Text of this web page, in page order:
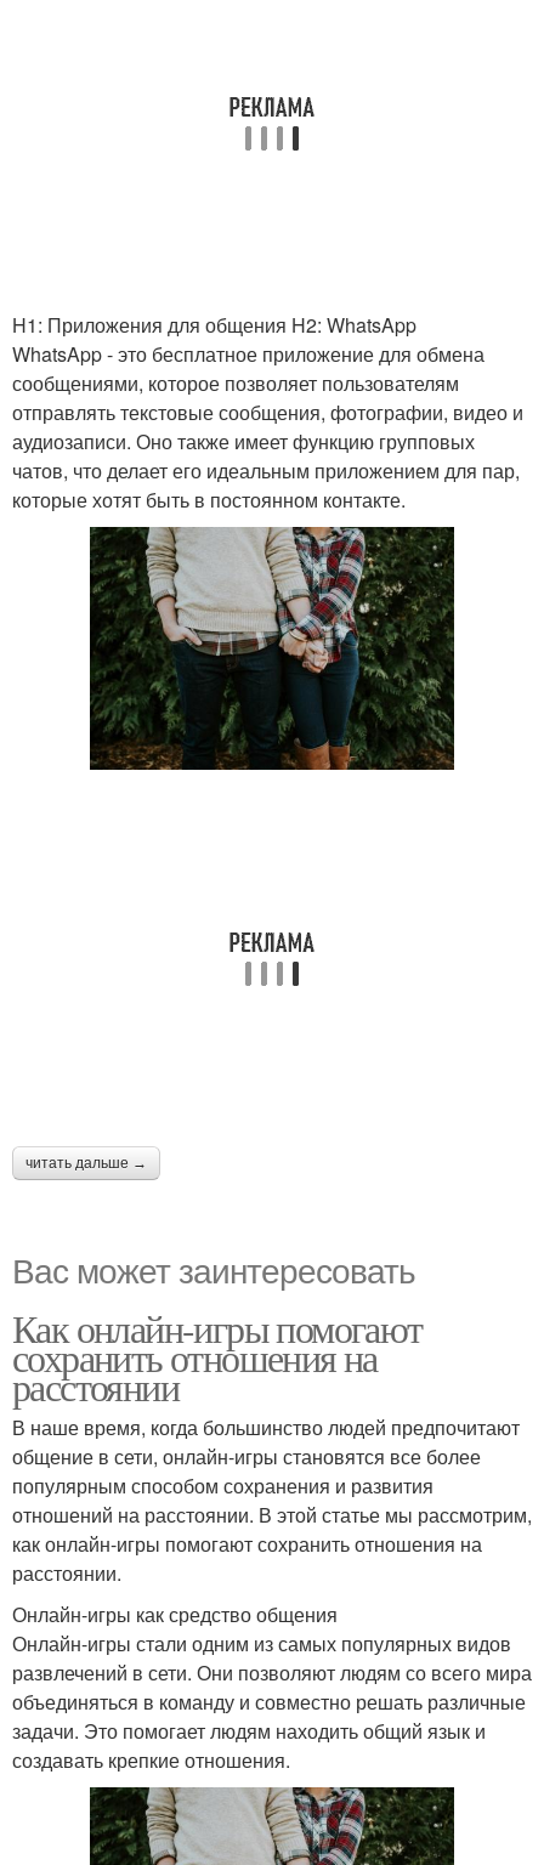
H1: Приложения для общения H2: WhatsApp
WhatsApp - это бесплатное приложение для обмена
сообщениями, которое позволяет пользователям
отправлять текстовые сообщения, фотографии, видео и
аудиозаписи. Оно также имеет функцию групповых
чатов, что делает его идеальным приложением для пар,
которые хотят быть в постоянном контакте.
читать дальше →
Вас может заинтересовать
Как онлайн-игры помогают
сохранить отношения на
расстоянии
В наше время, когда большинство людей предпочитают
общение в сети, онлайн-игры становятся все более
популярным способом сохранения и развития
отношений на расстоянии. В этой статье мы рассмотрим,
как онлайн-игры помогают сохранить отношения на
расстоянии.
Онлайн-игры как средство общения
Онлайн-игры стали одним из самых популярных видов
развлечений в сети. Они позволяют людям со всего мира
объединяться в команду и совместно решать различные
задачи. Это помогает людям находить общий язык и
создавать крепкие отношения.